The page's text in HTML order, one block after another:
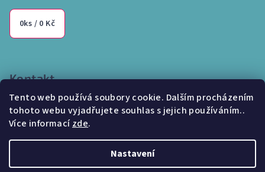
Tento web používá soubory cookie. Dalším procházením
tohoto webu vyjadřujete souhlas s jejich používáním..
Více informacízde.
Nastavení
0ks / 0 Kč
Kontakt
info @internetparfem.cz
603 100 829